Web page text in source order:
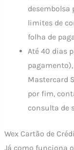
desembolsa
limites de
folha de
Até 40 dias
Mastercard
por fim,
consulta de
Wex Cartão de
Já como funciona o